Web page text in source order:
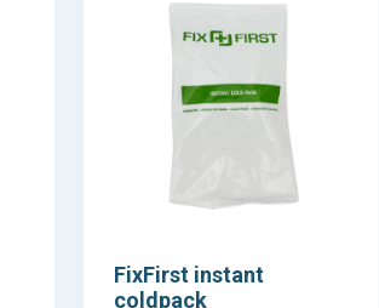
FixFirst instant
coldpack